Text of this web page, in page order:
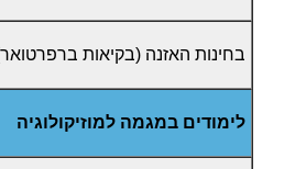
בחינות האזנה (בקיאות
לימודים במגמה למוזיקולוגיה